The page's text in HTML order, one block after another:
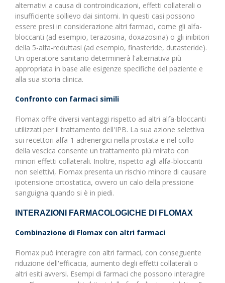
alternativi a causa di controindicazioni, effetti collaterali o
insufficiente sollievo dai sintomi. In questi casi possono
essere presi in considerazione altri farmaci, come gli alfa-
bloccanti (ad esempio, terazosina, doxazosina) o gli inibitori
della 5-alfa-reduttasi (ad esempio, finasteride, dutasteride).
Un operatore sanitario determinerà l'alternativa più
appropriata in base alle esigenze specifiche del paziente e
alla sua storia clinica.
Confronto con farmaci simili
Flomax offre diversi vantaggi rispetto ad altri alfa-bloccanti
utilizzati per il trattamento dell'IPB. La sua azione selettiva
sui recettori alfa-1 adrenergici nella prostata e nel collo
della vescica consente un trattamento più mirato con
minori effetti collaterali. Inoltre, rispetto agli alfa-bloccanti
non selettivi, Flomax presenta un rischio minore di causare
ipotensione ortostatica, ovvero un calo della pressione
sanguigna quando si è in piedi.
INTERAZIONI FARMACOLOGICHE DI FLOMAX
Combinazione di Flomax con altri farmaci
Flomax può interagire con altri farmaci, con conseguente
riduzione dell'efficacia, aumento degli effetti collaterali o
altri esiti avversi. Esempi di farmaci che possono interagire